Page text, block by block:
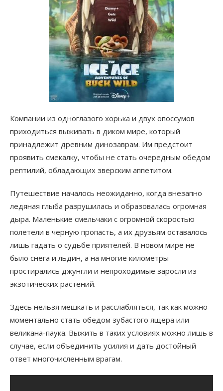
Компании из одноглазого хорька и двух опоссумов
приходиться выживать в диком мире, который
принадлежит древним динозаврам. Им предстоит
проявить смекалку, чтобы не стать очередным обедом
рептилий, обладающих зверским аппетитом.
Путешествие началось неожиданно, когда внезапно
ледяная глыба разрушилась и образовалась огромная
дыра. Маленькие смельчаки с огромной скоростью
полетели в черную пропасть, а их друзьям оставалось
лишь гадать о судьбе приятелей. В новом мире не
было снега и льдин, а на многие километры
простирались джунгли и непроходимые заросли из
экзотических растений.
Здесь нельзя мешкать и расслабляться, так как можно
моментально стать обедом зубастого ящера или
великана-паука. Выжить в таких условиях можно лишь в
случае, если объединить усилия и дать достойный
ответ многочисленным врагам.